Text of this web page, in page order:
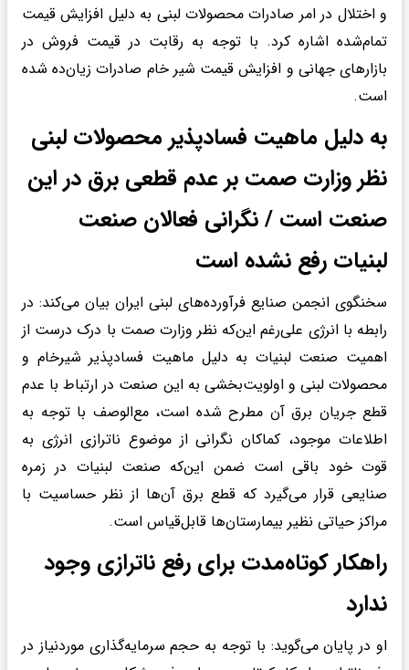
و اختلال در امر صادرات محصولات لبنی به دلیل افزایش قیمت
تمام‌شده اشاره کرد. با توجه به رقابت در قیمت فروش در
بازارهای جهانی و افزایش قیمت شیر خام صادرات زیان‌ده شده
است.
به دلیل ماهیت فسادپذیر محصولات لبنی
نظر وزارت صمت بر عدم قطعی برق در این
صنعت است / نگرانی فعالان صنعت
لبنیات رفع نشده است
سخنگوی انجمن صنایع فرآورده‌های لبنی ایران بیان می‌کند: در
رابطه با انرژی علی‌رغم این‌که نظر وزارت صمت با درک درست از
اهمیت صنعت لبنیات به دلیل ماهیت فسادپذیر شیرخام و
محصولات لبنی و اولویت‌بخشی به این صنعت در ارتباط با عدم
قطع جریان برق آن مطرح شده است، مع‌الوصف با توجه به
اطلاعات موجود، کماکان نگرانی از موضوع ناترازی انرژی به
قوت خود باقی است ضمن این‌که صنعت لبنیات در زمره
صنایعی قرار می‌گیرد که قطع برق آ‌ن‌ها از نظر حساسیت با
مراکز حیاتی نظیر بیمارستان‌ها قابل‌قیاس است.
راهکار کوتاه‌مدت برای رفع ناترازی وجود
ندارد
او در پایان می‌گوید: با توجه به حجم سرمایه‌گذاری موردنیاز در